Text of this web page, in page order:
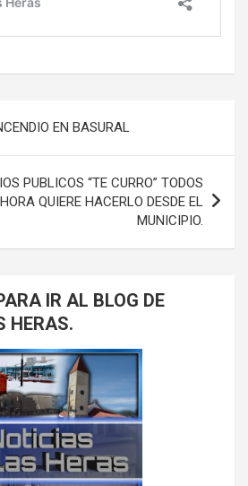
EN BASURAL
PUBLICOS “TE CURRO” TODOS
QUIERE HACERLO DESDE EL
MUNICIPIO.
IR AL BLOG DE
HERAS.